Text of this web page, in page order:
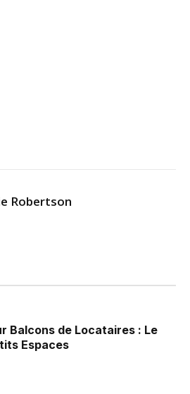
Robertson
Balcons de Locataires : Le
Espaces